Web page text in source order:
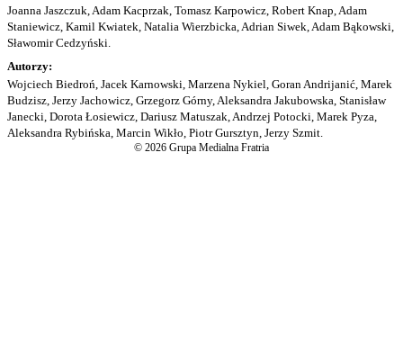
Joanna Jaszczuk, Adam Kacprzak, Tomasz Karpowicz, Robert Knap, Adam
Staniewicz, Kamil Kwiatek, Natalia Wierzbicka, Adrian Siwek, Adam Bąkowski,
Sławomir Cedzyński.
Autorzy:
Wojciech Biedroń, Jacek Karnowski, Marzena Nykiel, Goran Andrijanić, Marek
Budzisz, Jerzy Jachowicz, Grzegorz Górny, Aleksandra Jakubowska, Stanisław
Janecki, Dorota Łosiewicz, Dariusz Matuszak, Andrzej Potocki, Marek Pyza,
Aleksandra Rybińska, Marcin Wikło, Piotr Gursztyn, Jerzy Szmit.
© 2026 Grupa Medialna Fratria